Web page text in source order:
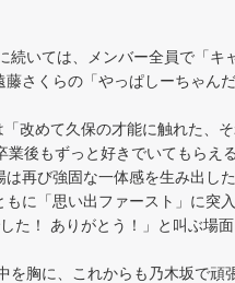
いては、メンバー全員で「
さくらの「やっぱしーちゃん
改めて久保の才能に触れた、
後もずっと好きでいてもら
再び強固な一体感を生み出し
に「思い出ファースト」に突
た！ ありがとう！」と叫ぶ場
胸に、これからも乃木坂で